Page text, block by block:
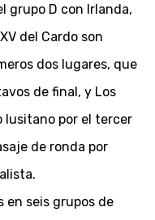
grupo D con Irlanda,
del Cardo son
dos lugares, que
de final, y Los
lusitano por el tercer
de ronda por
en seis grupos de